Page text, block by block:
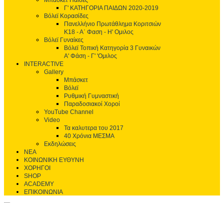
Γ' ΚΑΤΗΓΟΡΙΑ ΠΑΙΔΩΝ 2020-2019
Βόλεϊ Κορασίδες
Πανελλήνιο Πρωτάθλημα Κοριτσιών
Κ18 - Α΄ Φαση - H' Ομιλος
Βόλεϊ Γυναίκες
Βόλεϊ Τοπική Κατηγορία 3 Γυναικών
Α' Φάση - Γ' 'Ομιλος
INTERACTIVE
Gallery
Μπάσκετ
Βόλεϊ
Ρυθμική Γυμναστική
Παραδοσιακοί Χοροί
YouTube Channel
Video
Τα καλυτερα του 2017
40 Χρόνια ΜΕΣΜΑ
Εκδηλώσεις
ΝΕΑ
ΚΟΙΝΩΝΙΚΗ ΕΥΘΥΝΗ
ΧΟΡΗΓΟΙ
SHOP
ACADEMY
ΕΠΙΚΟΙΝΩΝΙΑ